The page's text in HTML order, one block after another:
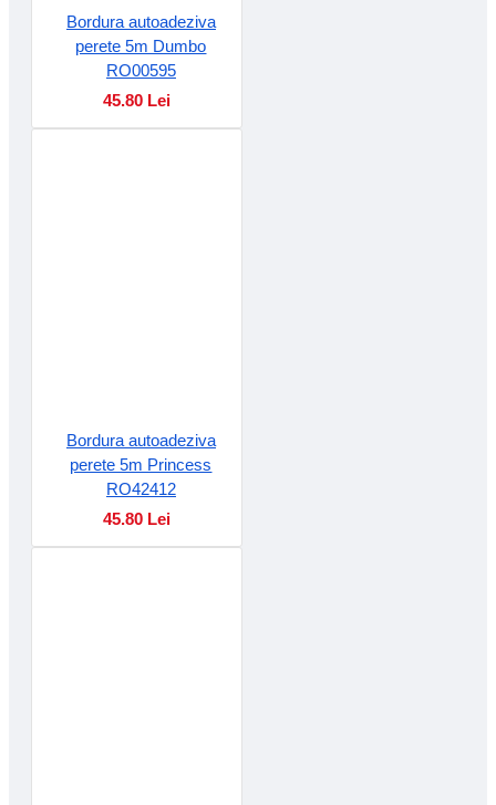
Bordura autoadeziva
perete 5m Dumbo
RO00595
45.80 Lei
Bordura autoadeziva
perete 5m Princess
RO42412
45.80 Lei